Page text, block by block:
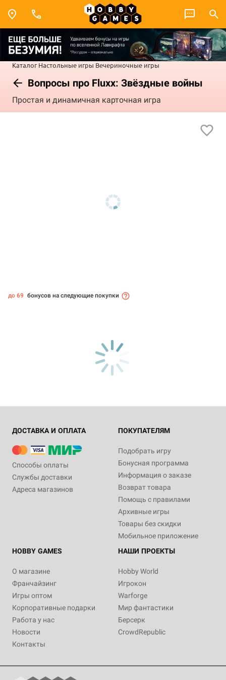
Каталог Настольные игры Вечериночные игры
Вопросы про Fluxx: Звёздные войны
Простая и динамичная карточная игра
до 69 бонусов на следующие покупки
ДОСТАВКА И ОПЛАТА
Способы оплаты
Службы доставки
Адреса магазинов
ПОКУПАТЕЛЯМ
Подобрать игру
Бонусная программа
Информация о заказе
Возврат товара
Помощь с правилами
Архивные игры
Товары без скидки
Мобильное приложение
HOBBY GAMES
О магазине
Франчайзинг
Игры оптом
Корпоративные подарки
Работа у нас
Новости
Контакты
НАШИ ПРОЕКТЫ
Hobby World
Игрокон
Warforge
Мир фантастики
Берсерк
CrowdRepublic